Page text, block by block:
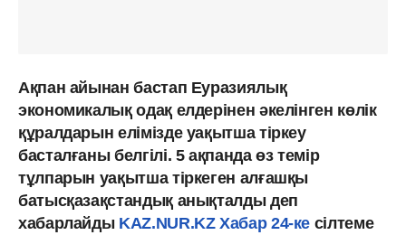
Ақпан айынан бастап Еуразиялық
экономикалық одақ елдерінен әкелінген көлік
құралдарын елімізде уақытша тіркеу
басталғаны белгілі. 5 ақпанда өз темір
тұлпарын уақытша тіркеген алғашқы
батысқазақстандық анықталды деп
хабарлайдыKAZ.NUR.KZ Хабар 24-ке сілтеме